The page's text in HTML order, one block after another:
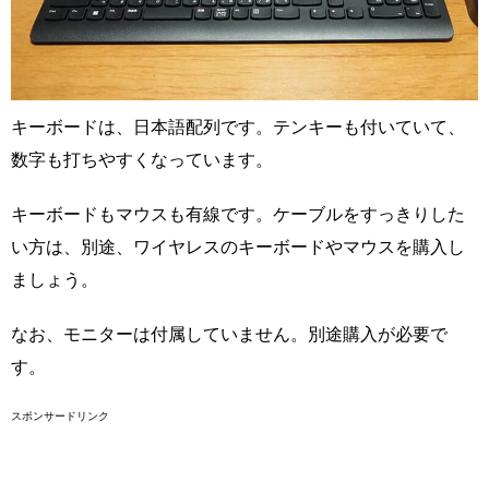
キーボードは、日本語配列です。テンキーも付いていて、
数字も打ちやすくなっています。
キーボードもマウスも有線です。ケーブルをすっきりした
い方は、別途、ワイヤレスのキーボードやマウスを購入し
ましょう。
なお、モニターは付属していません。別途購入が必要で
す。
スポンサードリンク